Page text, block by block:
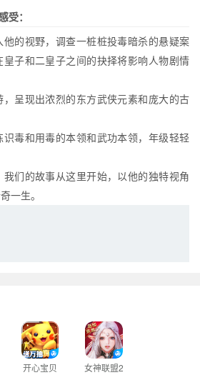
受：
的视野，调查一桩桩投毒暗杀的悬疑案
子和二皇子之间的抉择将影响人物剧情
呈现出浓烈的东方武侠元素和庞大的古
毒和用毒的本领和武功本领，年级轻轻
们的故事从这里开始，以他的独特视角
一生。
开心宝贝 女神联盟2